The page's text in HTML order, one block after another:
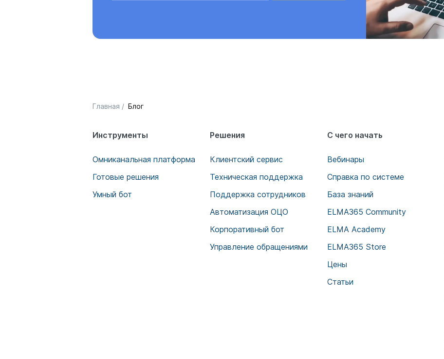
Главная / Блог
Инструменты
Омниканальная платформа
Готовые решения
Умный бот
Решения
Клиентский сервис
Техническая поддержка
Поддержка сотрудников
Автоматизация ОЦО
Корпоративный бот
Управление обращениями
С чего начать
Вебинары
Справка по системе
База знаний
ELMA365 Community
ELMA Academy
ELMA365 Store
Цены
Статьи